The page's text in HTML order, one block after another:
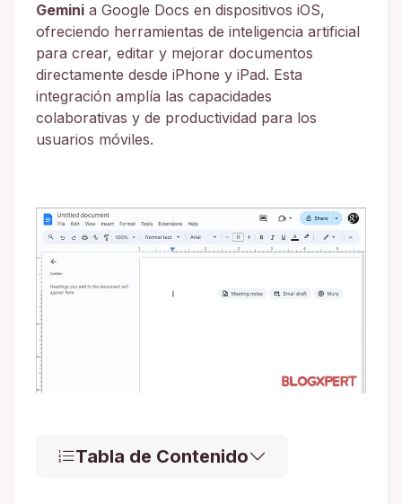
Gemini a Google Docs en dispositivos iOS,
ofreciendo herramientas de inteligencia artificial
para crear, editar y mejorar documentos
directamente desde iPhone y iPad. Esta
integración amplía las capacidades
colaborativas y de productividad para los
usuarios móviles.
Tabla de Contenido